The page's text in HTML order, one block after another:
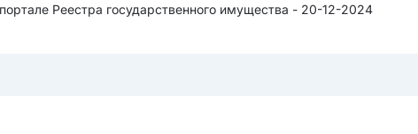
Реестра государственного имущества - 20-12-2024